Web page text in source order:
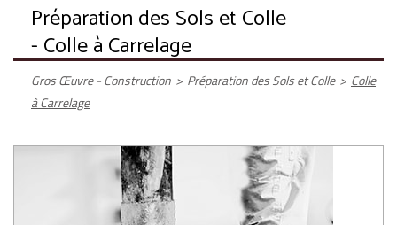
Préparation des Sols et Colle
- Colle à Carrelage
Gros Œuvre - Construction > Préparation des Sols et Colle > Colle
à Carrelage